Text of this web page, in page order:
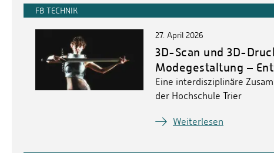
FB TECHNIK
27. April 2026
3D-Scan und 3D-
Modegestaltung –
Eine interdisziplinäre
der Hochschule Trier
Weiterlesen